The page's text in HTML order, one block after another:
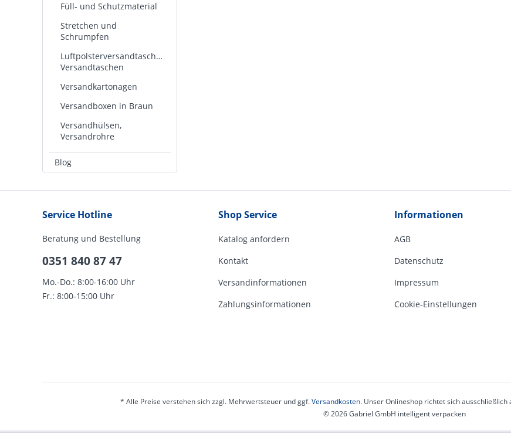
Füll- und Schutzmaterial
Stretchen und
Schrumpfen
Luftpolsterversandtaschen,
Versandtaschen
Versandkartonagen
Versandboxen in Braun
Versandhülsen,
Versandrohre
Blog
Service Hotline
Beratung und Bestellung
0351 840 87 47
Mo.-Do.: 8:00-16:00 Uhr
Fr.: 8:00-15:00 Uhr
Shop Service
Katalog anfordern
Kontakt
Versandinformationen
Zahlungsinformationen
Informationen
AGB
Datenschutz
Impressum
Cookie-Einstellungen
* Alle Preise verstehen sich zzgl. Mehrwertsteuer und ggf.Versandkosten. Unser Onlineshop richtet sich
© 2026 Gabriel GmbH intelligent verpacken